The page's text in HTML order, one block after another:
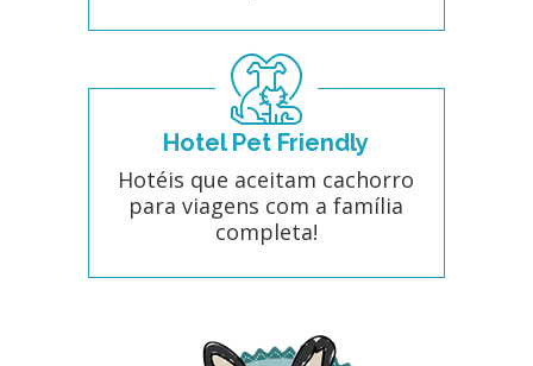
Hotel Pet Friendly
Hotéis que aceitam cachorro
para viagens com a família
completa!